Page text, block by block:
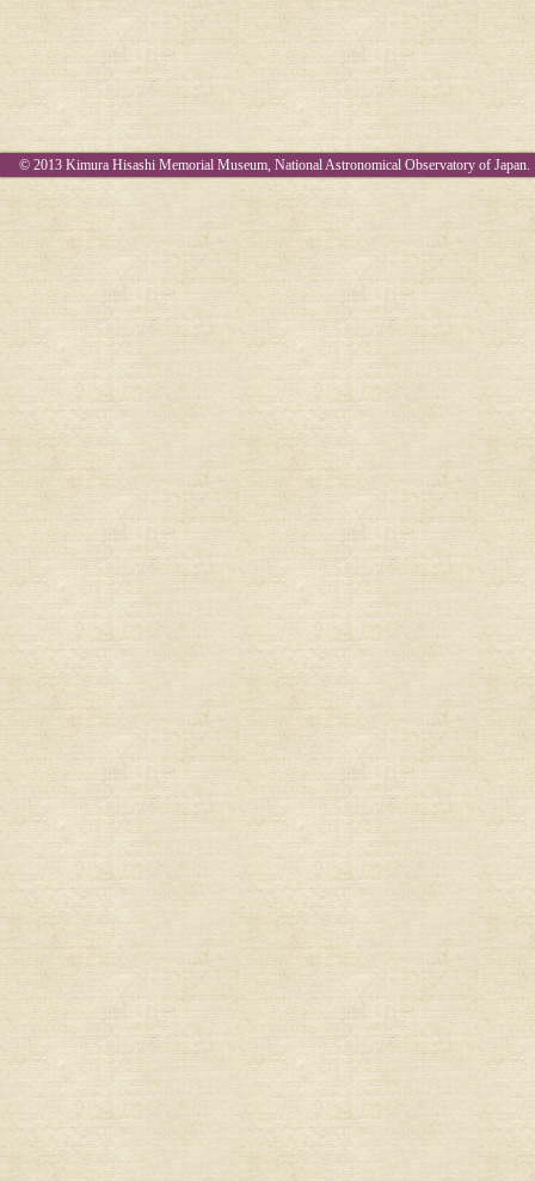
© 2013 Kimura Hisashi Memorial Museum, National Astronomical Observatory of Japan.